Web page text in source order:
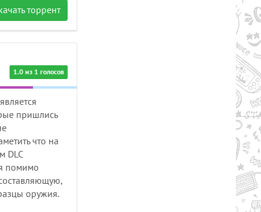
торрент
1.0 из 1 голосов
пришлись
что на
DLC
помимо
оружия.